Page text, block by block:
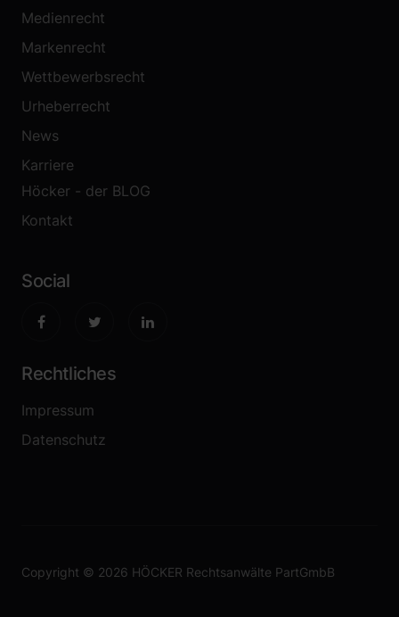
Medienrecht
Markenrecht
Wettbewerbsrecht
Urheberrecht
News
Karriere
Höcker - der BLOG
Kontakt
Social
Rechtliches
Impressum
Datenschutz
Copyright © 2026 HÖCKER Rechtsanwälte PartGmbB